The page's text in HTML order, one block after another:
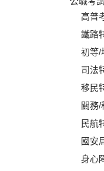
高普
鐵路
初等/
司法
移民
關務/
民航
國安
身心